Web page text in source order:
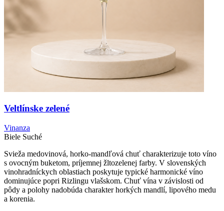
Veltlínske zelené
Vinanza
Biele Suché
Svieža medovinová, horko-mandľová chuť charakterizuje toto víno
s ovocným buketom, príjemnej žltozelenej farby. V slovenských
vinohradníckych oblastiach poskytuje typické harmonické víno
dominujúce popri Rizlingu vlašskom. Chuť vína v závislosti od
pôdy a polohy nadobúda charakter horkých mandlí, lipového medu
a korenia.